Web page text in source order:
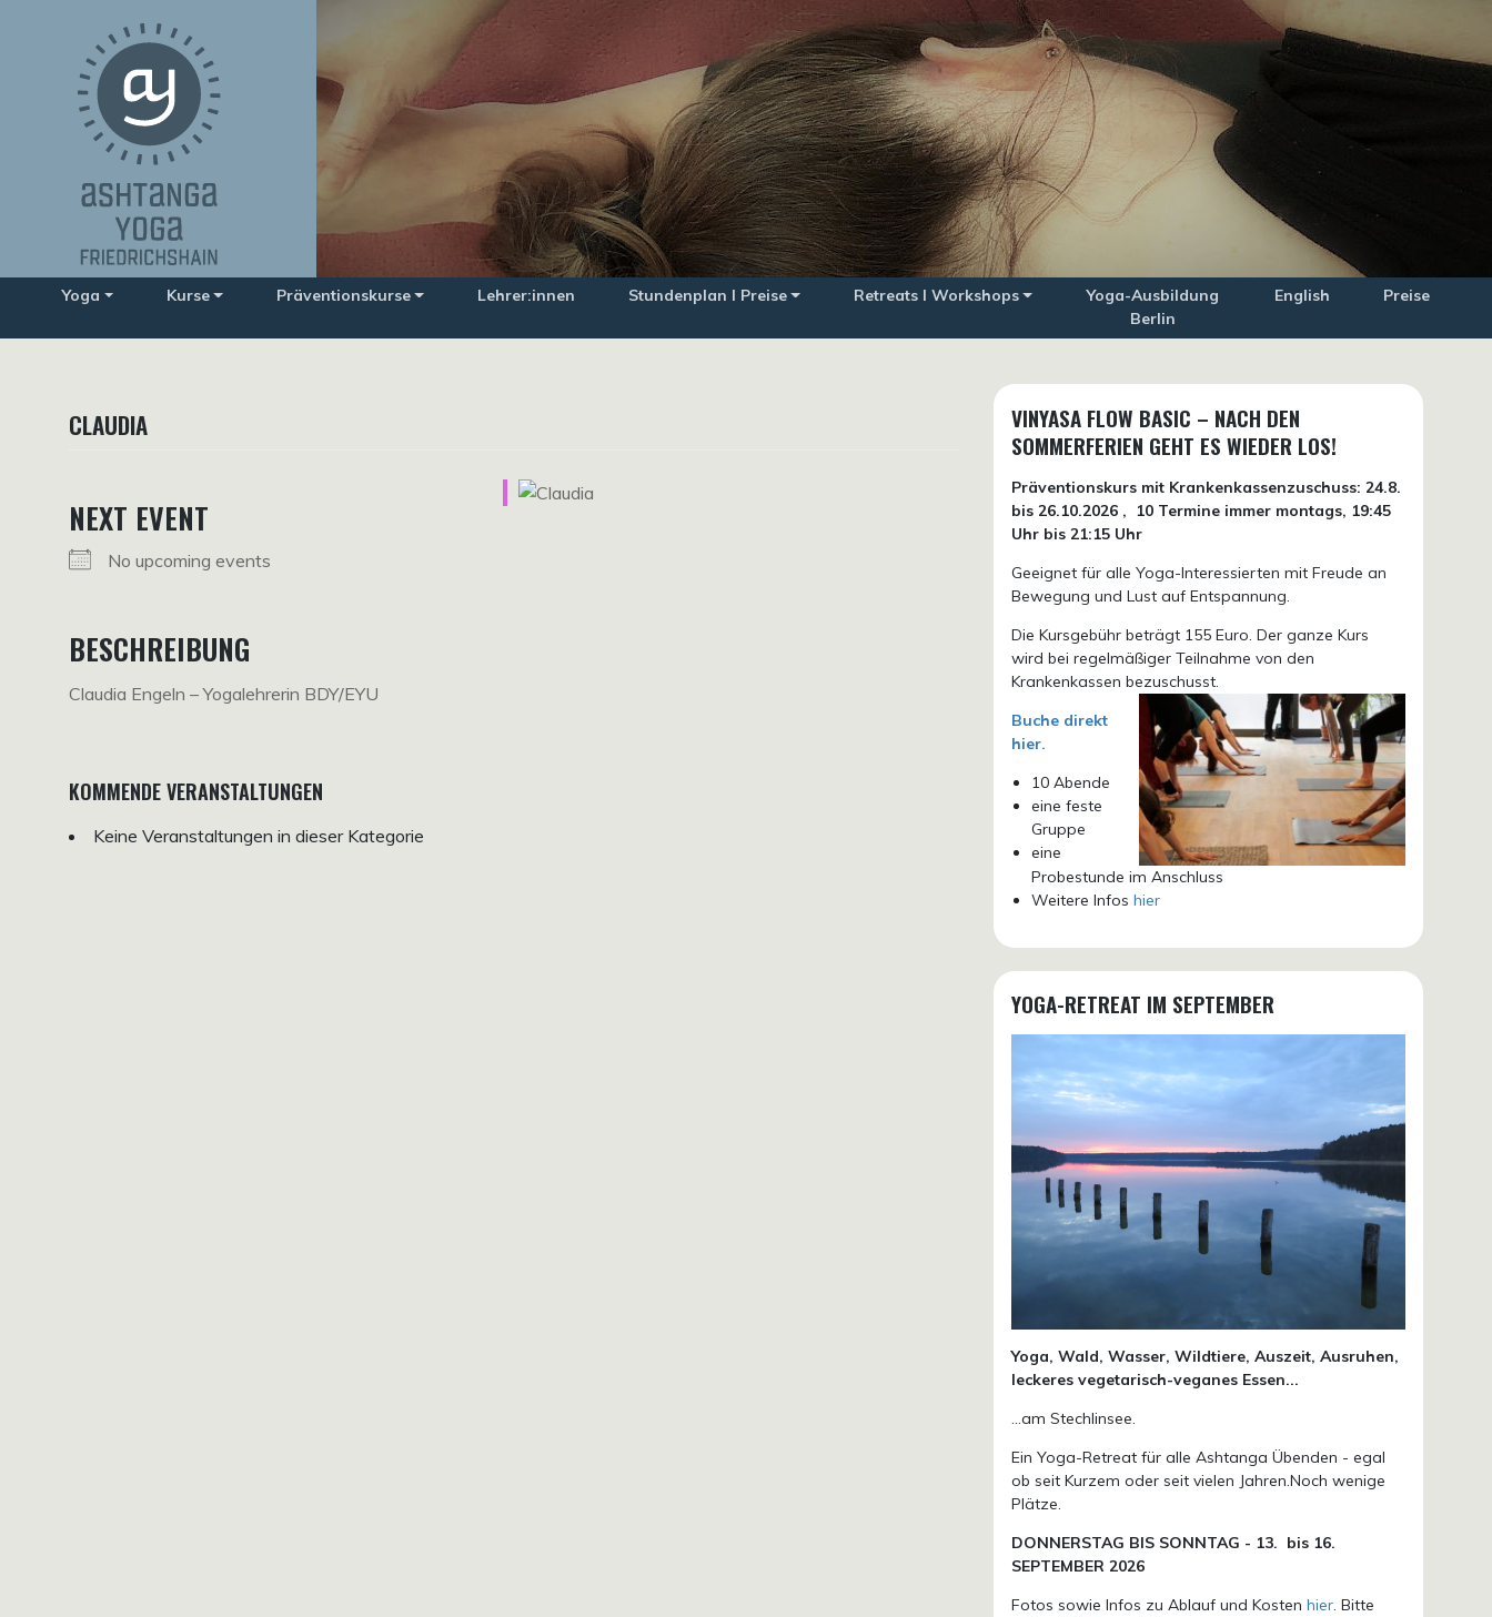
Yoga Kurse Präventionskurse Lehrer:innen Stundenplan I Preise Retreats I Workshops
Yoga-Ausbildung
Berlin
English Preise
CLAUDIA
NEXT EVENT
No upcoming events
BESCHREIBUNG
Claudia Engeln – Yogalehrerin BDY/EYU
KOMMENDE VERANSTALTUNGEN
Keine Veranstaltungen in dieser Kategorie
VINYASA FLOW BASIC – NACH DEN
SOMMERFERIEN GEHT ES WIEDER LOS!
Präventionskurs mit Krankenkassenzuschuss:24.8.
bis 26.10.2026 ,
10 Termine immer montags, 19:45
Uhr bis 21:15 Uhr
Geeignet für alle Yoga-Interessierten mit Freude an
Bewegung und Lust auf Entspannung.
Die Kursgebühr beträgt 155 Euro. Der ganze Kurs
wird bei regelmäßiger Teilnahme von den
Krankenkassen bezuschusst.
Buche direkt
hier.
10 Abende
eine feste
Gruppe
eine
Probestunde im Anschluss
Weitere Infos hier
YOGA-RETREAT IM SEPTEMBER
Yoga, Wald, Wasser, Wildtiere, Auszeit, Ausruhen,
leckeres vegetarisch-veganes Essen...
...am Stechlinsee.
Ein Yoga-Retreat für alle Ashtanga Übenden - egal
ob seit Kurzem oder seit vielen Jahren.Noch wenige
Plätze.
DONNERSTAG BIS SONNTAG - 13. bis 16.
SEPTEMBER 2026
Fotos sowie Infos zu Ablauf und Kostenhier. Bitte